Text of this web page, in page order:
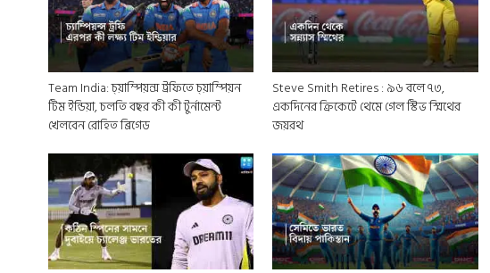
Team India: চ্য়াম্পিয়ন্স ট্রফিতে চ্য়াম্পিয়ন
টিম ইন্ডিয়া, চলতি বছর কী কী টুর্নামেন্ট
খেলবেন রোহিত ব্রিগেড
Steve Smith Retires : ৯৬ বলে ৭৩,
একদিনের ক্রিকেটে থেমে গেল স্টিভ স্মিথের
জয়রথ